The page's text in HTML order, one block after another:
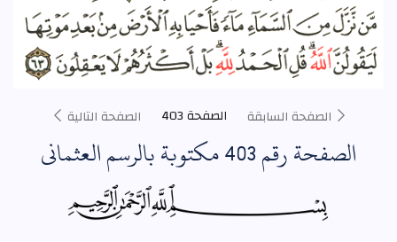
الصفحة السابقة الصفحة 403 الصفحة التالية
الصفحة رقم 403 مكتوبة بالرسم العثماني